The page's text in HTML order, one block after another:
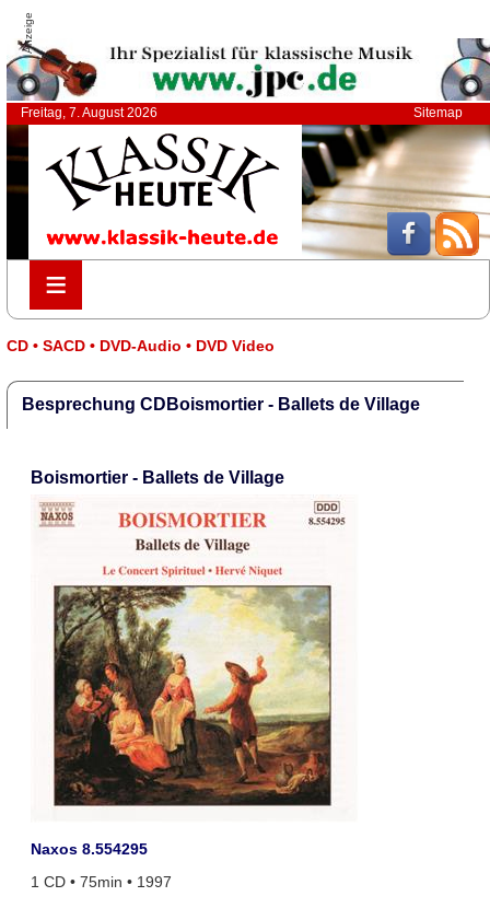
Anzeige
Freitag, 7. August 2026 Sitemap
≡
≡
CD • SACD • DVD-Audio • DVD Video
Besprechung CDBoismortier - Ballets de Village
Boismortier - Ballets de Village
Naxos 8.554295
1 CD • 75min • 1997